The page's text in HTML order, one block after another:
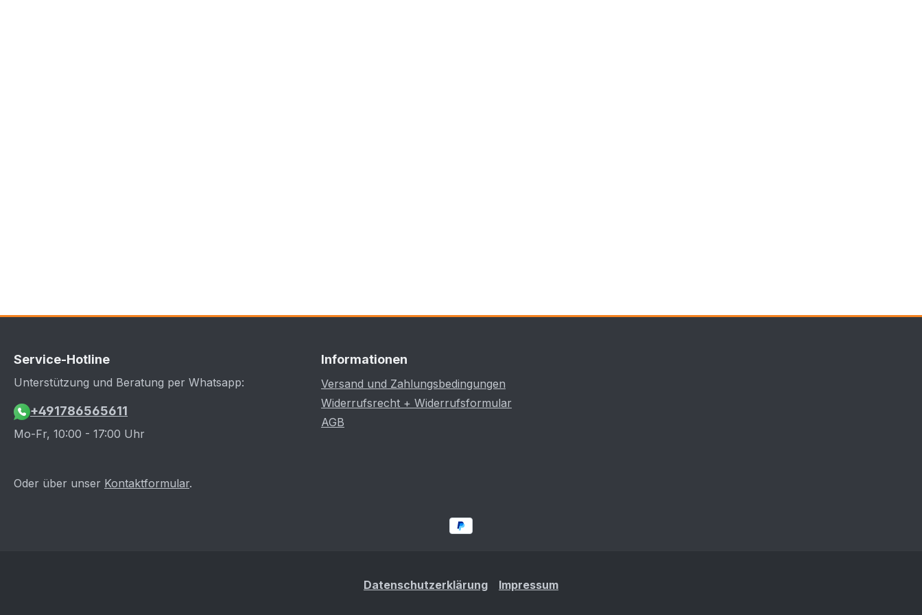
Service-Hotline
Unterstützung und Beratung per Whatsapp:
+491786565611
Mo-Fr, 10:00 - 17:00 Uhr
Oder über unser Kontaktformular.
Informationen
Versand und Zahlungsbedingungen
Widerrufsrecht + Widerrufsformular
AGB
Datenschutzerklärung Impressum